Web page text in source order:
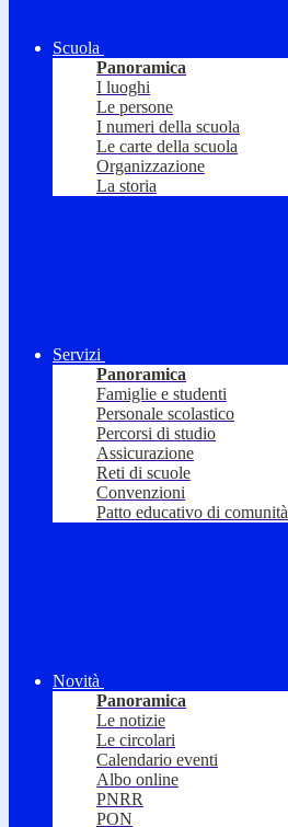
Scuola
Panoramica
I luoghi
Le persone
I numeri della scuola
Le carte della scuola
Organizzazione
La storia
Servizi
Panoramica
Famiglie e studenti
Personale scolastico
Percorsi di studio
Assicurazione
Reti di scuole
Convenzioni
Patto educativo di comunità
Novità
Panoramica
Le notizie
Le circolari
Calendario eventi
Albo online
PNRR
PON